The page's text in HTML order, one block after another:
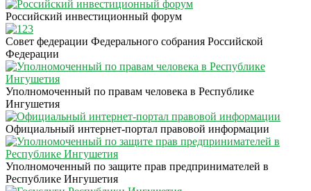
Российский инвестиционный форум
Совет федерации Федерального собрания Российской
Федерации
Уполномоченный по правам человека в Республике
Ингушетия
Официальный интернет-портал правовой информации
Уполномоченный по защите прав предпринимателей в
Республике Ингушетия